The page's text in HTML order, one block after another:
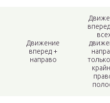
Движение
вперед +
направо